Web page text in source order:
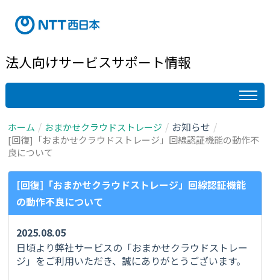
法人向けサービスサポート情報
ホーム おまかせクラウドストレージ お知らせ
[回復]「おまかせクラウドストレージ」回線認証機能の動作不
良について
[回復]「おまかせクラウドストレージ」回線認証機能
の動作不良について
2025.08.05
日頃より弊社サービスの「おまかせクラウドストレー
ジ」をご利用いただき、誠にありがとうございます。